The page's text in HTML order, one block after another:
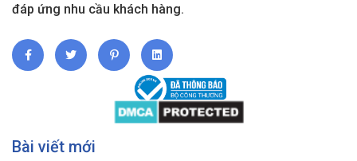
đáp ứng nhu cầu khách hàng.
Bài viết mới